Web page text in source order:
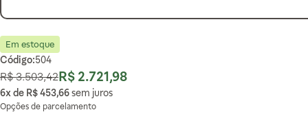
Em estoque
Código:504
Preço Especial
R$ 2.721,98
Preço Normal
R$ 3.503,42
6x de R$ 453,66sem juros
Opções de parcelamento